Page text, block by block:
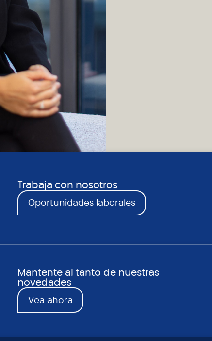
Trabaja con nosotros
Oportunidades laborales
Mantente al tanto de nuestras
novedades
Vea ahora